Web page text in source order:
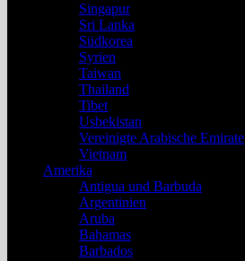
Singapur
Sri Lanka
Südkorea
Syrien
Taiwan
Thailand
Tibet
Usbekistan
Vereinigte Arabische Emirate
Vietnam
Amerika
Antigua und Barbuda
Argentinien
Aruba
Bahamas
Barbados